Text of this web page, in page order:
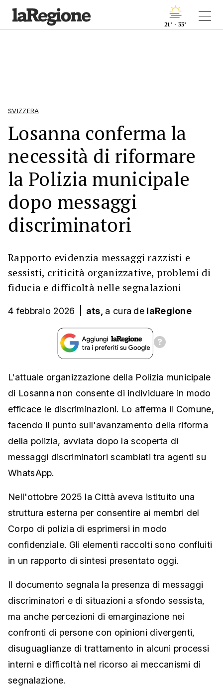
21° - 33°
SVIZZERA
Losanna conferma la
necessità di riformare
la Polizia municipale
dopo messaggi
discriminatori
Rapporto evidenzia messaggi razzisti e
sessisti, criticità organizzative, problemi di
fiducia e difficoltà nelle segnalazioni
4 febbraio 2026 ats, a cura de laRegione
L'attuale organizzazione della Polizia municipale
di Losanna non consente di individuare in modo
efficace le discriminazioni. Lo afferma il Comune,
facendo il punto sull'avanzamento della riforma
della polizia, avviata dopo la scoperta di
messaggi discriminatori scambiati tra agenti su
WhatsApp.
Nell'ottobre 2025 la Città aveva istituito una
struttura esterna per consentire ai membri del
Corpo di polizia di esprimersi in modo
confidenziale. Gli elementi raccolti sono confluiti
in un rapporto di sintesi presentato oggi.
Il documento segnala la presenza di messaggi
discriminatori e di situazioni a sfondo sessista,
ma anche percezioni di emarginazione nei
confronti di persone con opinioni divergenti,
disuguaglianze di trattamento in alcuni processi
interni e difficoltà nel ricorso ai meccanismi di
segnalazione.